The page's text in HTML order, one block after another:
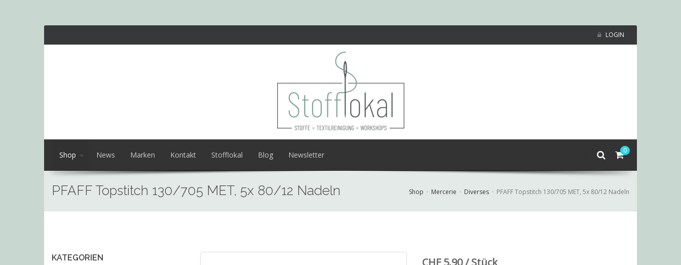
LOGIN
0
Shop News Marken Kontakt Stofflokal Blog Newsletter
PFAFF Topstitch 130/705 MET, 5x 80/12 Nadeln Shop Mercerie Diverses PFAFF Topstitch 130/705 MET, 5x 80/12 Nadeln
KATEGORIEN
CHF 5.90 / Stück